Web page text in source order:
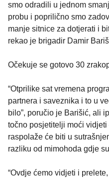
smo odradili u jednom
probu i poprilično smo
manje sitnice za dotjerati i
rekao je brigadir Damir
Očekuje se gotovo 30
“Otprilike sat vremena
partnera i saveznika i to u
bilo”, poručio je Barišić, ali
točno posjetitelji moći vidjeti
raspolaže će biti u
razliku od mimohoda gdje
“Ovdje ćemo vidjeti i